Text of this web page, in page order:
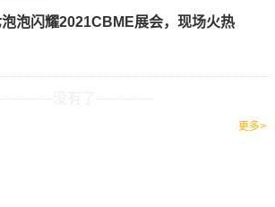
泡闪耀2021CBME展会，现场火热
更多>